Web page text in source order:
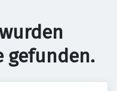
gefunden.